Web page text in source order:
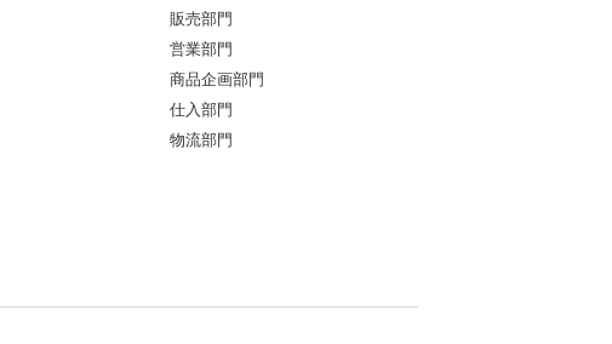
販売部門
営業部門
商品企画部門
仕入部門
物流部門